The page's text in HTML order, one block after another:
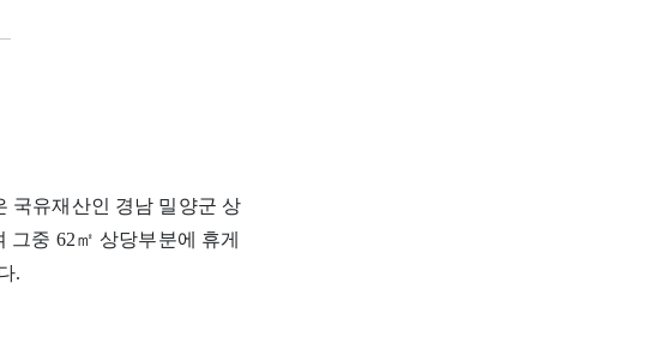
국유재산인 경남 밀양군 상
중 62㎡ 상당부분에 휴게
.